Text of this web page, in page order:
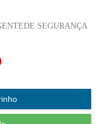
SEGURANÇA